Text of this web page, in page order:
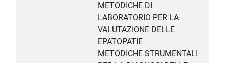
METODICHE DI
LABORATORIO PER LA
VALUTAZIONE DELLE
EPATOPATIE
METODICHE STRUMENTALI